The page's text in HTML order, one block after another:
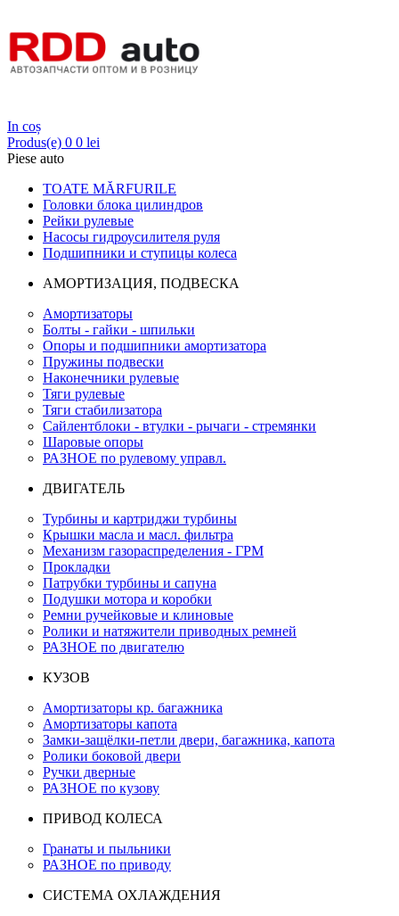
In coș
Produs(e) 0 0 lei
Piese auto
TOATE MĂRFURILE
Головки блока цилиндров
Рейки рулевые
Насосы гидроусилителя руля
Подшипники и ступицы колеса
АМОРТИЗАЦИЯ, ПОДВЕСКА
Амортизаторы
Болты - гайки - шпильки
Опоры и подшипники амортизатора
Пружины подвески
Наконечники рулевые
Тяги рулевые
Тяги стабилизатора
Сайлентблоки - втулки - рычаги - стремянки
Шаровые опоры
РАЗНОЕ по рулевому управл.
ДВИГАТЕЛЬ
Турбины и картриджи турбины
Крышки масла и масл. фильтра
Механизм газораспределения - ГРМ
Прокладки
Патрубки турбины и сапуна
Подушки мотора и коробки
Ремни ручейковые и клиновые
Ролики и натяжители приводных ремней
РАЗНОЕ по двигателю
КУЗОВ
Амортизаторы кр. багажника
Амортизаторы капота
Замки-защёлки-петли двери, багажника, капота
Ролики боковой двери
Ручки дверные
РАЗНОЕ по кузову
ПРИВОД КОЛЕСА
Гранаты и пыльники
РАЗНОЕ по приводу
СИСТЕМА ОХЛАЖДЕНИЯ